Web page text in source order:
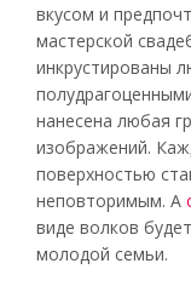
вкусом и
мастерской
инкрустированы
нанесена любая
изображений.
поверхностью
неповторимым. А
виде волков
молодой семьи.